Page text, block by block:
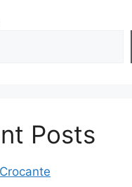
Posts